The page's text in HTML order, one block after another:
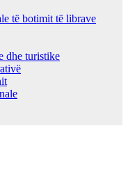
të botimit të librave
dhe turistike